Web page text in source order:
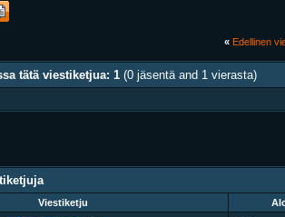
« Edellinen
tätä viestiketjua: 1 (0 jäsentä and 1 vierasta)
Viestiketju